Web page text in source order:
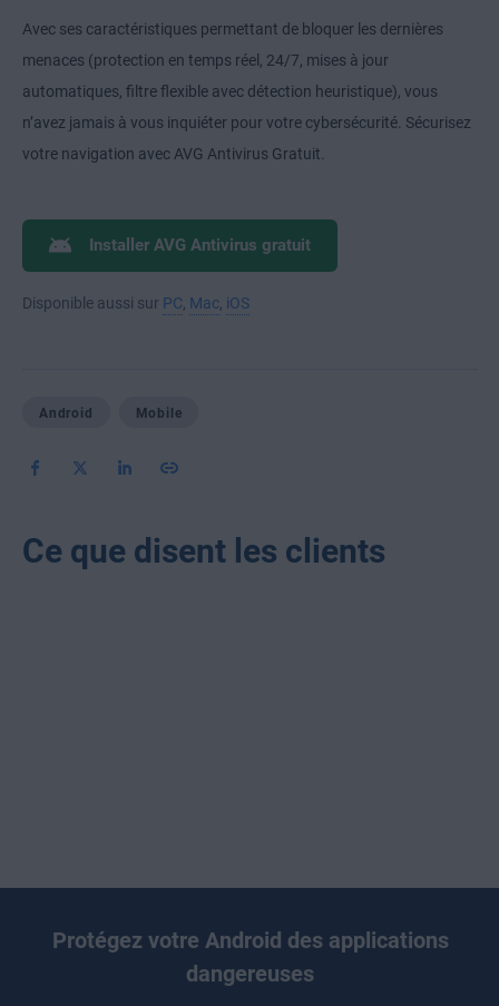
Avec ses caractéristiques permettant de bloquer les dernières
menaces (protection en temps réel, 24/7, mises à jour
automatiques, filtre flexible avec détection heuristique), vous
n’avez jamais à vous inquiéter pour votre cybersécurité. Sécurisez
votre navigation avec AVG Antivirus Gratuit.
Installer AVG Antivirus gratuit
Disponible aussi sur PC, Mac, iOS
Android Mobile
Ce que disent les clients
Protégez votre Android des applications
dangereuses